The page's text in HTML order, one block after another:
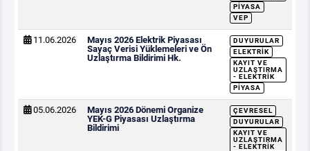
PIYASA
VEP
11.06.2026
Mayıs 2026 Elektrik Piyasası
Sayaç Verisi Yüklemeleri ve Ön
Uzlaştırma Bildirimi Hk.
DUYURULAR
ELEKTRIK
KAYIT VE
UZLAŞTIRMA
- ELEKTRIK
PIYASA
05.06.2026
Mayıs 2026 Dönemi Organize
YEK-G Piyasası Uzlaştırma
Bildirimi
ÇEVRESEL
DUYURULAR
KAYIT VE
UZLAŞTIRMA
- ELEKTRIK